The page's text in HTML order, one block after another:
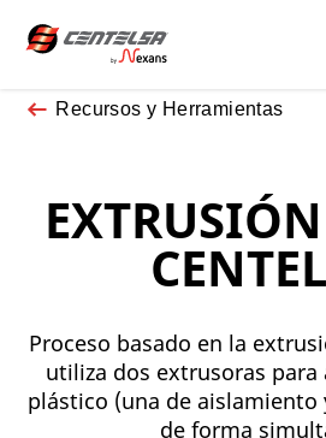
Recursos y Herramientas
Proceso basado en la
utiliza dos extrusoras para
plástico (una de
de forma